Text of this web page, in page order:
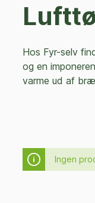
Hos Fyr-selv
og en
varme ud af
Ingen